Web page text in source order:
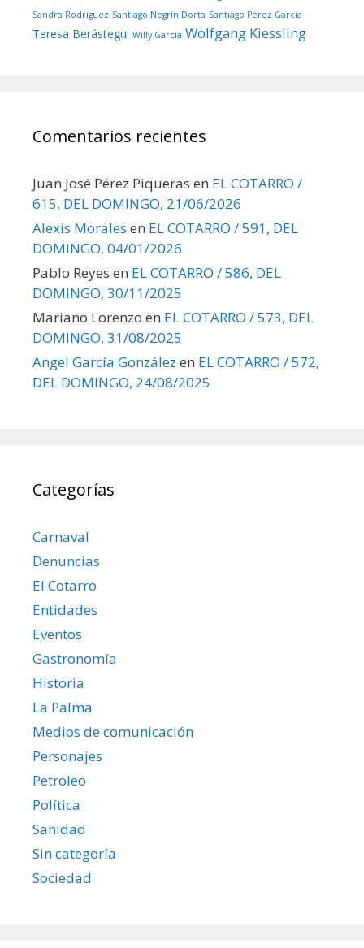
Sandra Rodríguez Santiago Negrín Dorta Santiago Pérez García
Teresa Berástegui Willy García Wolfgang Kiessling
Comentarios recientes
Juan José Pérez Piqueras en EL COTARRO /
615, DEL DOMINGO, 21/06/2026
Alexis Morales en EL COTARRO / 591, DEL
DOMINGO, 04/01/2026
Pablo Reyes en EL COTARRO / 586, DEL
DOMINGO, 30/11/2025
Mariano Lorenzo en EL COTARRO / 573, DEL
DOMINGO, 31/08/2025
Angel García González en EL COTARRO / 572,
DEL DOMINGO, 24/08/2025
Categorías
Carnaval
Denuncias
El Cotarro
Entidades
Eventos
Gastronomía
Historia
La Palma
Medios de comunicación
Personajes
Petroleo
Política
Sanidad
Sin categoría
Sociedad